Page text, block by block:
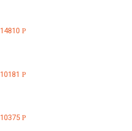
14810Р
10181Р
10375Р